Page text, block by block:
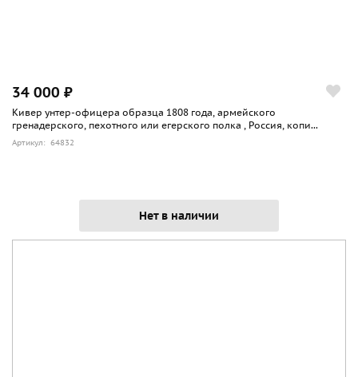
34 000 ₽
Кивер унтер-офицера образца 1808 года, армейского
гренадерского, пехотного или егерского полка , Россия, копи...
Артикул: 64832
Нет в наличии